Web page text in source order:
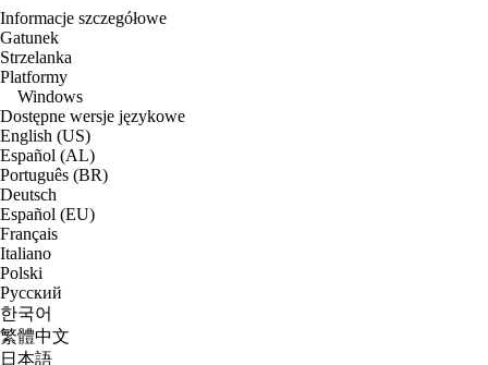
Informacje szczegółowe
Gatunek
Strzelanka
Platformy
Windows
Dostępne wersje językowe
English (US)
Español (AL)
Português (BR)
Deutsch
Español (EU)
Français
Italiano
Polski
Русский
한국어
繁體中文
日本語